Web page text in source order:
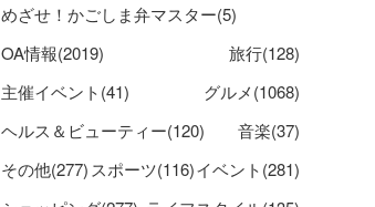
めざせ！かごしま弁マスター(5)
OA情報(2019)
旅行(128)
主催イベント(41)
グルメ(1068)
ヘルス＆ビューティー(120)
音楽(37)
その他(277) スポーツ(116)イベント(281)